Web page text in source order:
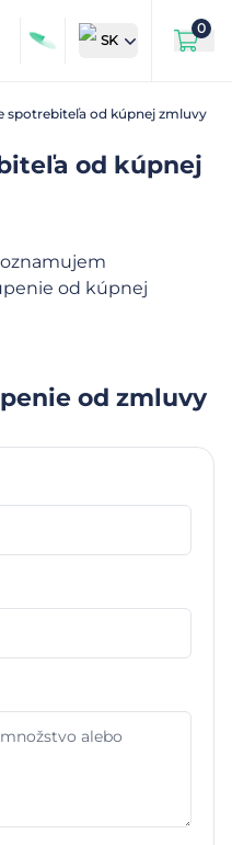
SK
0
spotrebiteľa od kúpnej zmluvy
od kúpnej
od kúpnej
od zmluvy